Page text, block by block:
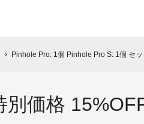
chevron_right Pinhole Pro: 1個 Pinhole Pro S: 1個 セッ
価格 15%OFF